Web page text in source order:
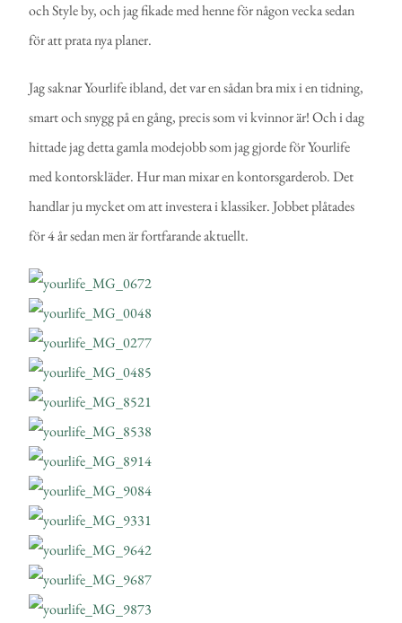
och Style by, och jag fikade med henne för någon vecka sedan
för att prata nya planer.
Jag saknar Yourlife ibland, det var en sådan bra mix i en tidning,
smart och snygg på en gång, precis som vi kvinnor är! Och i dag
hittade jag detta gamla modejobb som jag gjorde för Yourlife
med kontorskläder. Hur man mixar en kontorsgarderob. Det
handlar ju mycket om att investera i klassiker. Jobbet plåtades
för 4 år sedan men är fortfarande aktuellt.